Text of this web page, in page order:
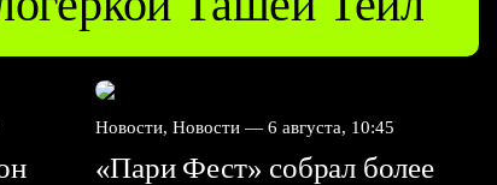
Новости, Новости — 6 августа, 10:45
«Пари Фест» собрал более